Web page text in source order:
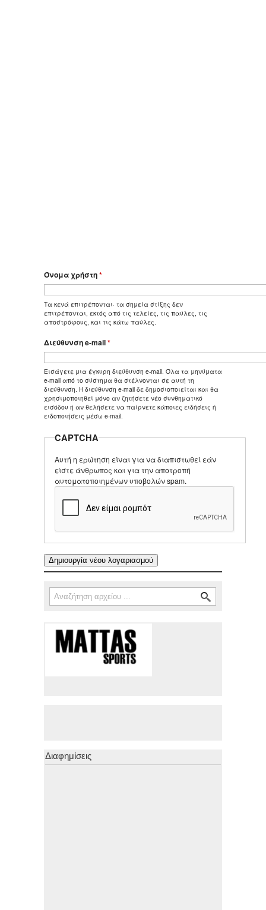
Όνομα χρήστη*
Τα κενά επιτρέπονται· τα σημεία στίξης δεν
επιτρέπονται, εκτός από τις τελείες, τις παύλες, τις
αποστρόφους, και τις κάτω παύλες.
Διεύθυνση e-mail*
Εισάγετε μια έγκυρη διεύθυνση e-mail. Όλα τα μηνύματα
e-mail από το σύστημα θα στέλνονται σε αυτή τη
διεύθυνση. Η διεύθυνση e-mail δε δημοσιοποιείται και θα
χρησιμοποιηθεί μόνο αν ζητήσετε νέο συνθηματικό
εισόδου ή αν θελήσετε να παίρνετε κάποιες ειδήσεις ή
ειδοποιήσεις μέσω e-mail.
CAPTCHA
Αυτή η ερώτηση είναι για να διαπιστωθεί εάν
είστε άνθρωπος και για την αποτροπή
αυτοματοποιημένων υποβολών spam.
Φόρμα αναζήτησης
Αναζήτηση
Διαφημίσεις